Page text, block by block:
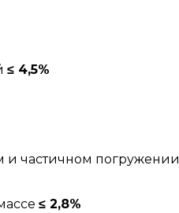
≤ 4,5%
частичном погружении
≤ 2,8%